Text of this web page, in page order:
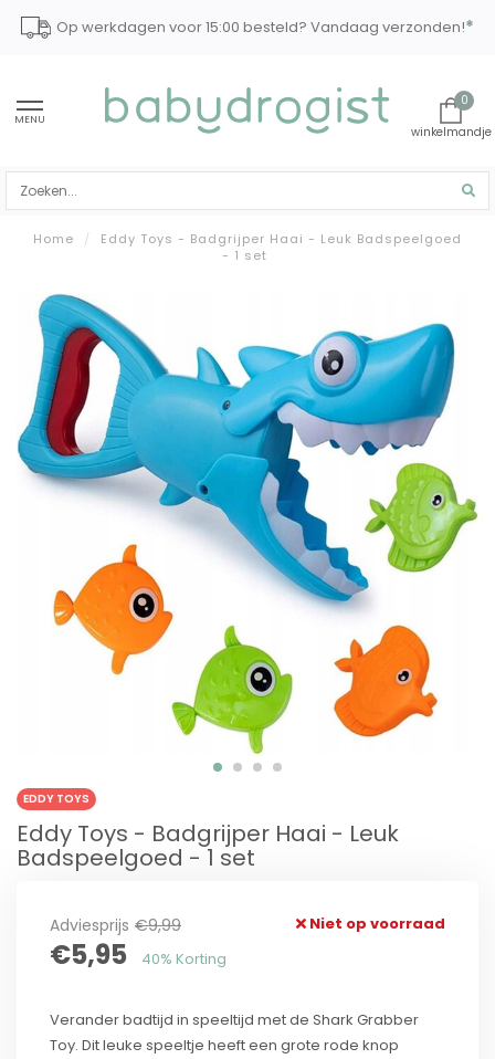
Op werkdagen voor 15:00 besteld? Vandaag verzonden!*
MENU
0
Home /
Eddy Toys - Badgrijper Haai - Leuk Badspeelgoed
- 1 set
EDDY TOYS
Eddy Toys - Badgrijper Haai - Leuk
Badspeelgoed - 1 set
Adviesprijs €9,99
€5,95 40% Korting
Niet op voorraad
Verander badtijd in speeltijd met de Shark Grabber
Toy. Dit leuke speeltje heeft een grote rode knop